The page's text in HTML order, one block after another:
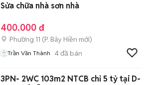
Sửa chữa nhà sơn nhà
400.000 đ
Phường 11 (P. Bảy Hiền mới)
Trần Văn Thành 4đã bán
3PN- 2WC 103m2 NTCB chỉ 5 tỷ tại D-